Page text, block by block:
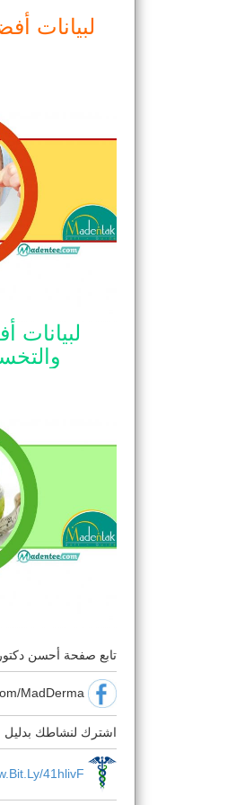
لبيانات
لبيانات
تابع صفحة أحسن دكتور
اشترك لنشاطك بدليل
41hlivF